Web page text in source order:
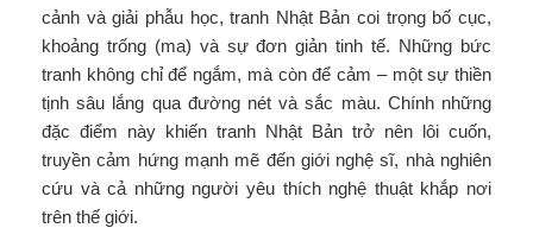
cảnh và giải phẫu học, tranh Nhật Bản coi trọng bố cục,
khoảng trống (ma) và sự đơn giản tinh tế. Những bức
tranh không chỉ để ngắm, mà còn để cảm – một sự thiền
tịnh sâu lắng qua đường nét và sắc màu. Chính những
đặc điểm này khiến tranh Nhật Bản trở nên lôi cuốn,
truyền cảm hứng mạnh mẽ đến giới nghệ sĩ, nhà nghiên
cứu và cả những người yêu thích nghệ thuật khắp nơi
trên thế giới.